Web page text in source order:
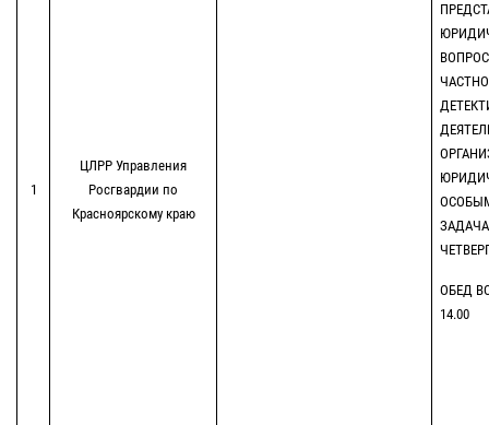
1
ЦЛРР Управления
Росгвардии по
Красноярскому краю
ОБЕД
14.00